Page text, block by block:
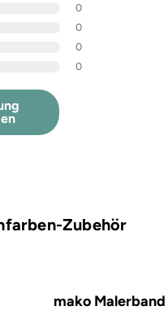
0
0
0
0
Zubehör
mako Malerband